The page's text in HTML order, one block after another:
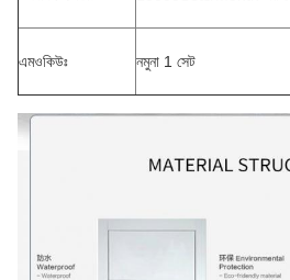
এমওকিউঃ নমুনা 1 সেট